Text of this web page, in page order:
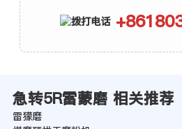
急转5R雷蒙磨 相关推荐
雷獴磨